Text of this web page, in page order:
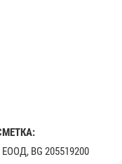
BG 205519200